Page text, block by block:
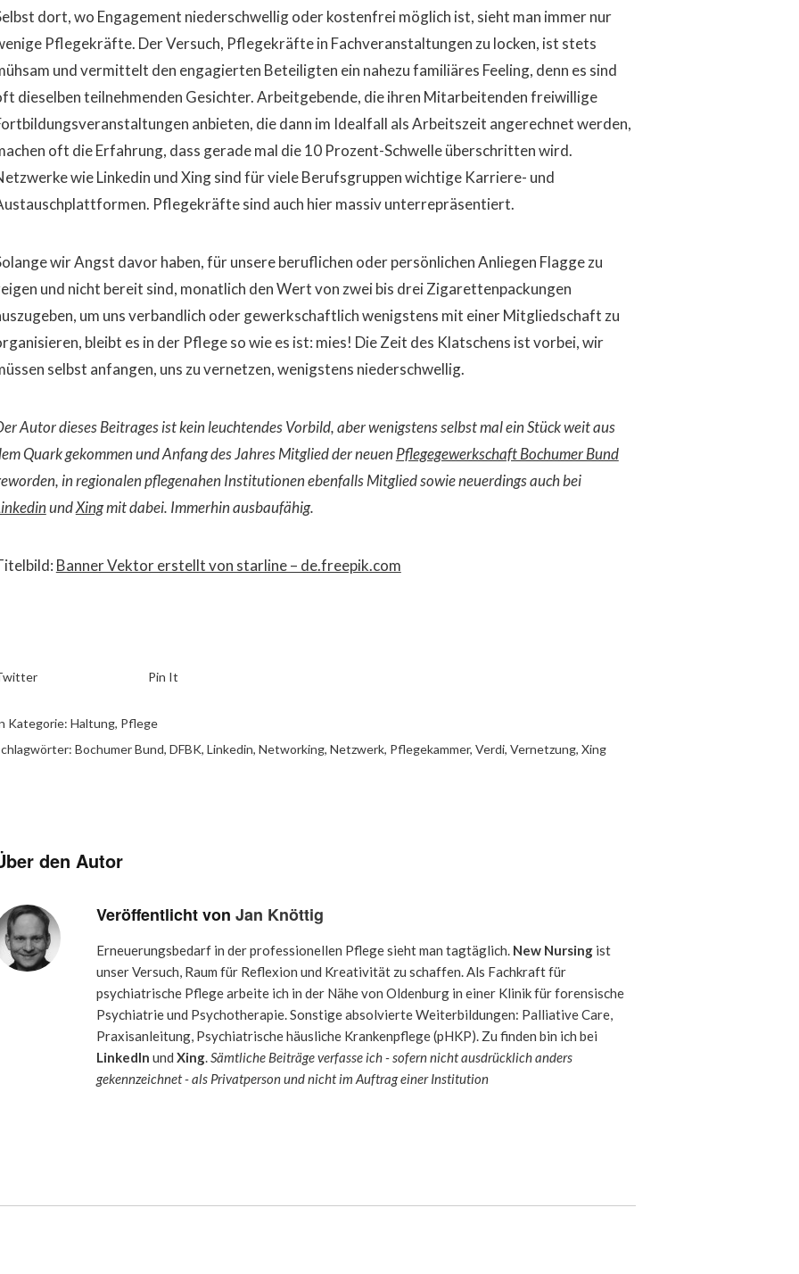
dort, wo Engagement niederschwellig oder kostenfrei möglich ist, sieht man immer nur
Pflegekräfte. Der Versuch, Pflegekräfte in Fachveranstaltungen zu locken, ist stets
und vermittelt den engagierten Beteiligten ein nahezu familiäres Feeling, denn es sind
dieselben teilnehmenden Gesichter. Arbeitgebende, die ihren Mitarbeitenden freiwillige
anbieten, die dann im Idealfall als Arbeitszeit angerechnet werden,
oft die Erfahrung, dass gerade mal die 10 Prozent-Schwelle überschritten wird.
wie Linkedin und Xing sind für viele Berufsgruppen wichtige Karriere- und
Pflegekräfte sind auch hier massiv unterrepräsentiert.
wir Angst davor haben, für unsere beruflichen oder persönlichen Anliegen Flagge zu
und nicht bereit sind, monatlich den Wert von zwei bis drei Zigarettenpackungen
um uns verbandlich oder gewerkschaftlich wenigstens mit einer Mitgliedschaft zu
bleibt es in der Pflege so wie es ist: mies! Die Zeit des Klatschens ist vorbei, wir
selbst anfangen, uns zu vernetzen, wenigstens niederschwellig.
Autor dieses Beitrages ist kein leuchtendes Vorbild, aber wenigstens selbst mal ein Stück weit aus
Quark gekommen und Anfang des Jahres Mitglied der neuen Pflegegewerkschaft Bochumer Bund
in regionalen pflegenahen Institutionen ebenfalls Mitglied sowie neuerdings auch bei
undXingmit dabei. Immerhin ausbaufähig.
Banner Vektor erstellt von starline – de.freepik.com
Pin It
Kategorie: Haltung, Pflege
Bochumer Bund, DFBK, Linkedin, Networking, Netzwerk, Pflegekammer, Verdi, Vernetzung, Xing
den Autor
Veröffentlicht von Jan Knöttig
Erneuerungsbedarf in der professionellen Pflege sieht man tagtäglich. New Nursingist
unser Versuch, Raum für Reflexion und Kreativität zu schaffen. Als Fachkraft für
psychiatrische Pflege arbeite ich in der Nähe von Oldenburg in einer Klinik für forensische
Psychiatrie und Psychotherapie. Sonstige absolvierte Weiterbildungen: Palliative Care,
Praxisanleitung, Psychiatrische häusliche Krankenpflege (pHKP). Zu finden bin ich bei
LinkedIn und Xing.Sämtliche Beiträge verfasse ich - sofern nicht ausdrücklich anders
gekennzeichnet - als Privatperson und nicht im Auftrag einer Institution